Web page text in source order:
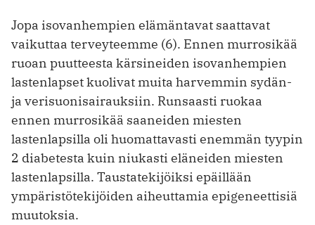
Jopa isovanhempien elämäntavat saattavat
vaikuttaa terveyteemme (6). Ennen murrosikää
ruoan puutteesta kärsineiden isovanhempien
lastenlapset kuolivat muita harvemmin sydän-
ja verisuonisairauksiin. Runsaasti ruokaa
ennen murrosikää saaneiden miesten
lastenlapsilla oli huomattavasti enemmän tyypin
2 diabetesta kuin niukasti eläneiden miesten
lasten­lapsilla. Taustatekijöiksi epäillään
ympäristö­tekijöiden aiheuttamia epigeneettisiä
muutoksia.